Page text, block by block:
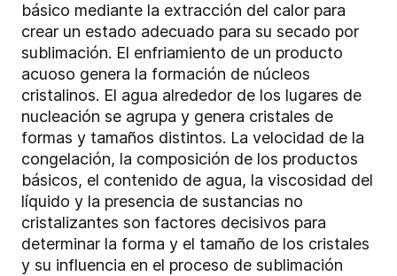
básico mediante la extracción del calor para
crear un estado adecuado para su secado por
sublimación. El enfriamiento de un producto
acuoso genera la formación de núcleos
cristalinos. El agua alrededor de los lugares de
nucleación se agrupa y genera cristales de
formas y tamaños distintos. La velocidad de la
congelación, la composición de los productos
básicos, el contenido de agua, la viscosidad del
líquido y la presencia de sustancias no
cristalizantes son factores decisivos para
determinar la forma y el tamaño de los cristales
y su influencia en el proceso de sublimación